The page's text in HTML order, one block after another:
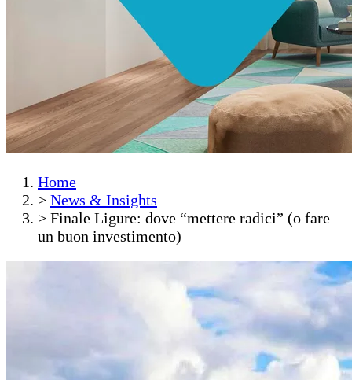
Home
> News & Insights
> Finale Ligure: dove “mettere radici” (o fare
un buon investimento)